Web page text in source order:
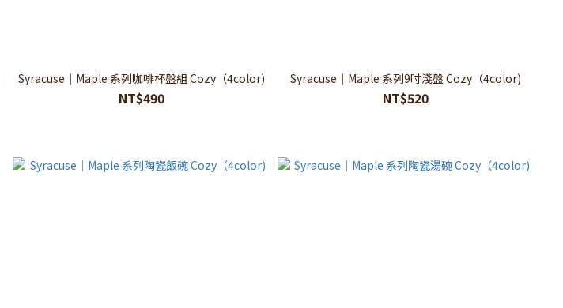
Syracuse｜Maple 系列咖啡杯盤組 Cozy（4color)
NT$490
Syracuse｜Maple 系列9吋淺盤 Cozy（4color)
NT$520